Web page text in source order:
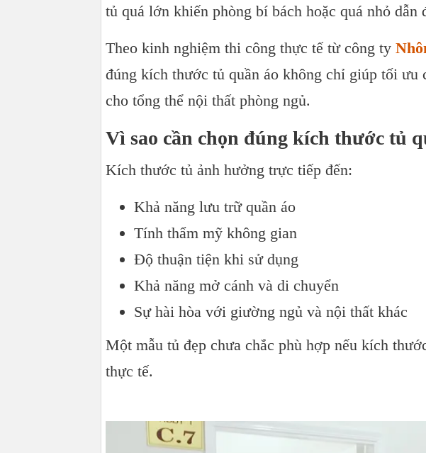
Ưu tiên phụ kiện chất lượng
Đơn vị thi công tủ quần áo nhôm kính uy tín tại TP.HCM
Kết luận
tủ quá lớn khiến phòng bí bách hoặc quá nhỏ
Theo kinh nghiệm thi công thực tế từ công ty
đúng kích thước tủ quần áo không chỉ giúp tối ưu
cho tổng thể nội thất phòng ngủ.
Vì sao cần chọn đúng kích thước tủ
Kích thước tủ ảnh hưởng trực tiếp đến:
Khả năng lưu trữ quần áo
Tính thẩm mỹ không gian
Độ thuận tiện khi sử dụng
Khả năng mở cánh và di chuyển
Sự hài hòa với giường ngủ và nội thất khác
Một mẫu tủ đẹp chưa chắc phù hợp nếu kích
thực tế.